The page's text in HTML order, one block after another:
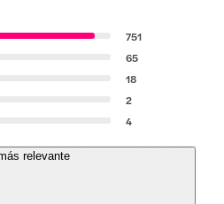
751
65
18
2
4
relevante